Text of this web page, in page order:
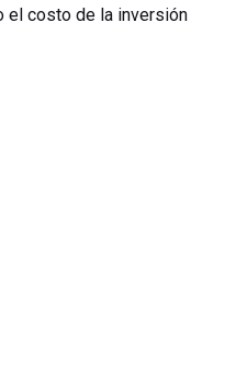
el costo de la inversión